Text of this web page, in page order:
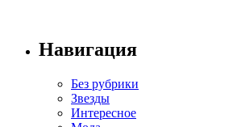
Навигация
Без рубрики
Звезды
Интересное